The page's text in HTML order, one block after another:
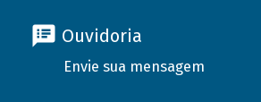
Ouvidoria
Envie sua mensagem